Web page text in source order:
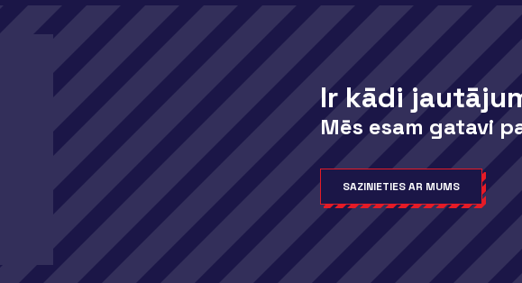
Ir kādi
Mēs esam gatavi
SAZINIETIES AR MUMS